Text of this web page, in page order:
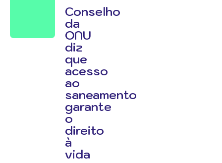
Conselho
da
ONU
diz
que
acesso
ao
saneamento
garante
o
direito
à
vida